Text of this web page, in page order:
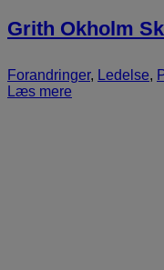
Grith Okholm
Forandringer, Ledelse,
Læs mere